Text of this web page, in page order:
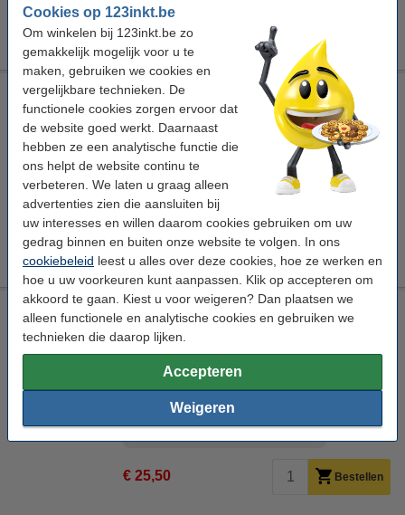
Cookies op 123inkt.be
Om winkelen bij 123inkt.be zo
gemakkelijk mogelijk voor u te
maken, gebruiken we cookies en
vergelijkbare technieken. De
functionele cookies zorgen ervoor dat
de website goed werkt. Daarnaast
hebben ze een analytische functie die
ons helpt de website continu te
verbeteren. We laten u graag alleen
advertenties zien die aansluiten bij
uw interesses en willen daarom cookies gebruiken om uw
gedrag binnen en buiten onze website te volgen. In ons
cookiebeleid leest u alles over deze cookies, hoe ze werken en
hoe u uw voorkeuren kunt aanpassen. Klik op accepteren om
akkoord te gaan. Kiest u voor weigeren? Dan plaatsen we
alleen functionele en analytische cookies en gebruiken we
technieken die daarop lijken.
Accepteren
Weigeren
€ 27,50
Tijdelijk uitverkocht
Canon PCC-CP400 papiercassette creditcard formaat
(origineel)
Canon papiercassette 4960999846941
Bekijk de specificaties en omschrijving
Direct leverbaar
Maandag in huis
€ 23,50 Bestellen
Canon RP-54 inktcartridge + postcard size papier (origineel)
kleuren inkjetcartridge
Bekijk de specificaties en omschrijving
Direct leverbaar
Maandag in huis
€ 25,50 Bestellen